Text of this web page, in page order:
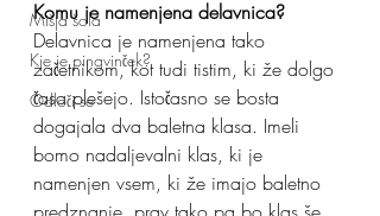
Mišja šola
Kje je pingvinček?
Odloči se
Komu je namenjena delavnica?
Delavnica je namenjena tako
začetnikom, kot tudi tistim, ki že dolgo
časa plešejo. Istočasno se bosta
dogajala dva baletna klasa. Imeli
bomo nadaljevalni klas, ki je
namenjen vsem, ki že imajo baletno